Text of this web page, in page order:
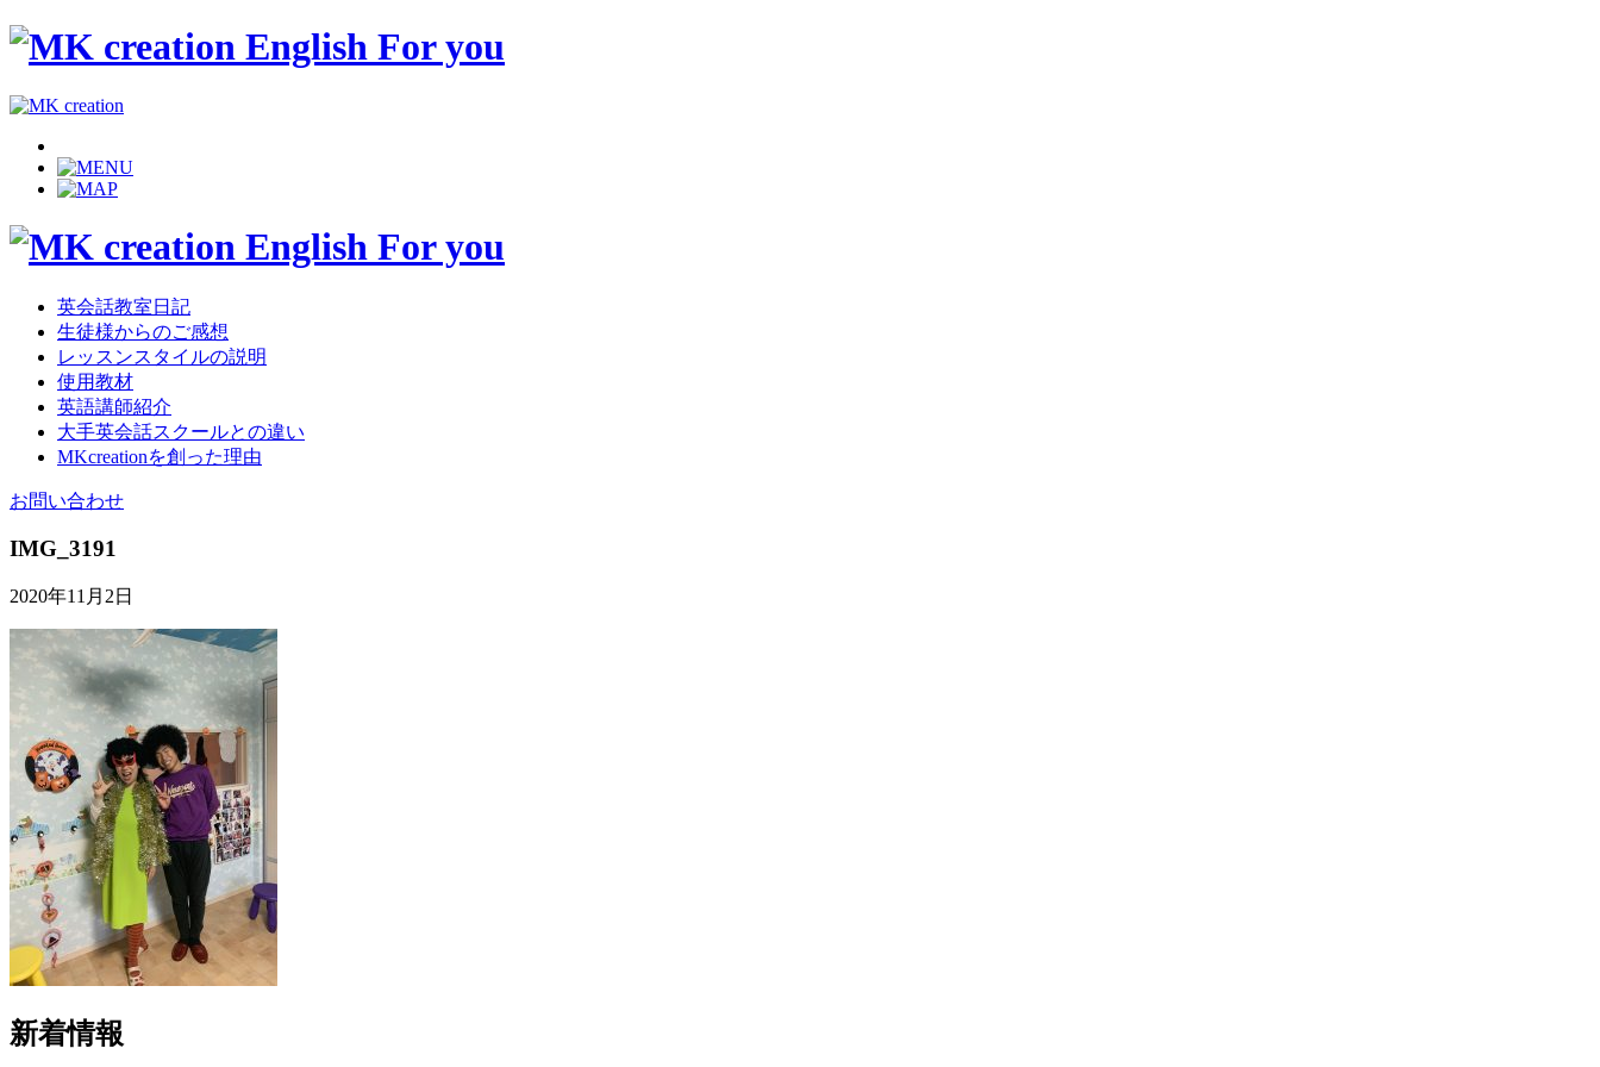
英会話教室日記
生徒様からのご感想
レッスンスタイルの説明
使用教材
英語講師紹介
大手英会話スクールとの違い
MKcreationを創った理由
お問い合わせ
IMG_3191
2020年11月2日
新着情報